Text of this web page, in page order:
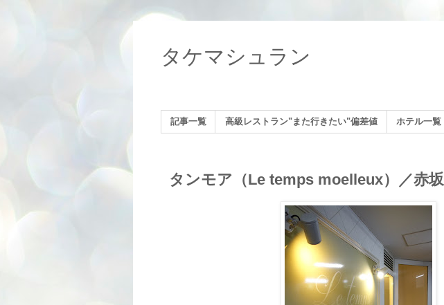
タケマシュラン
記事一覧 高級レストラン"また行きたい"偏差値 ホテル一覧
タンモア（Le temps moelleux）／赤坂